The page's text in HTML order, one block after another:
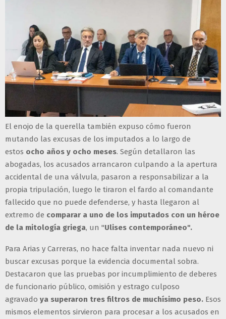
El enojo de la querella también expuso cómo fueron
mutando las excusas de los imputados a lo largo de
estos ocho años y ocho meses. Según detallaron las
abogadas, los acusados arrancaron culpando a la apertura
accidental de una válvula, pasaron a responsabilizar a la
propia tripulación, luego le tiraron el fardo al comandante
fallecido que no puede defenderse, y hasta llegaron al
extremo de comparar a uno de los imputados con un héroe
de la mitología griega, un "Ulises contemporáneo".
Para Arias y Carreras, no hace falta inventar nada nuevo ni
buscar excusas porque la evidencia documental sobra.
Destacaron que las pruebas por incumplimiento de deberes
de funcionario público, omisión y estrago culposo
agravado ya superaron tres filtros de muchísimo peso. Esos
mismos elementos sirvieron para procesar a los acusados en